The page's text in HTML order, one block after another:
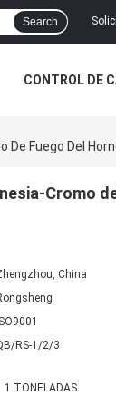
Search
CONTROL DE
Fuego Del
Cromo
China
ISO9001
RS-1/2/3
1 TONELADAS